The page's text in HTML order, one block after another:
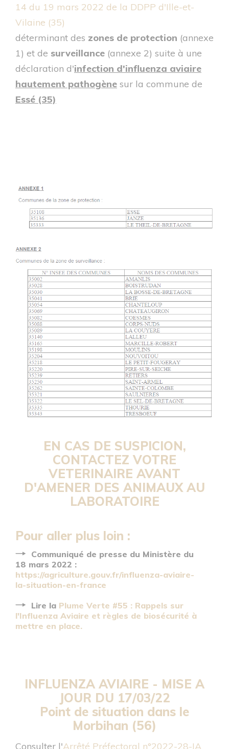
14 du 19 mars 2022 de la DDPP d'Ille-et-
Vilaine (35)
déterminant des zones de protection (annexe
1) et de surveillance (annexe 2) suite à une
déclaration d'infection d'influenza aviaire
hautement pathogène sur la commune de
Essé (35)
EN CAS DE SUSPICION,
CONTACTEZ VOTRE
VETERINAIRE AVANT
D'AMENER DES ANIMAUX AU
LABORATOIRE
Pour aller plus loin :
Communiqué de presse du Ministère du
18 mars 2022 :
https://agriculture.gouv.fr/influenza-aviaire-
la-situation-en-france
Lire la Plume Verte #55 : Rappels sur
l'Influenza Aviaire et règles de biosécurité à
mettre en place.
INFLUENZA AVIAIRE - MISE A
JOUR DU 17/03/22
Point de situation dans le
Morbihan (56)
Consulter l'Arrêté Préfectoral n°2022-28-IA